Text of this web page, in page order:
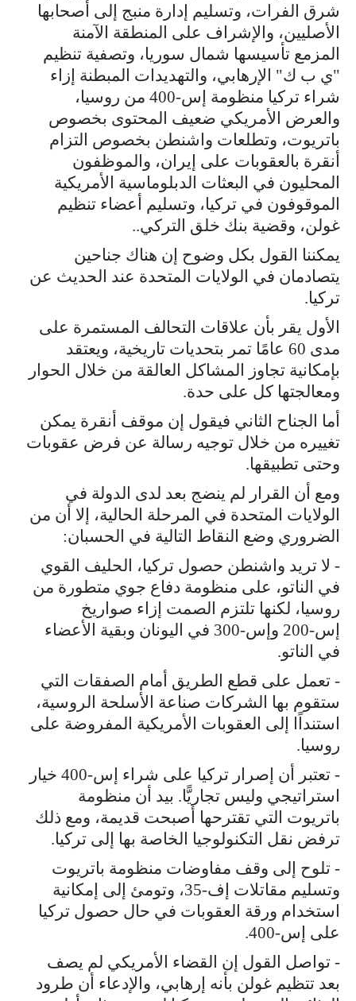
شرق الفرات، وتسليم إدارة منبج إلى أصحابها
الأصليين، والإشراف على المنطقة الآمنة
المزمع تأسيسها شمال سوريا، وتصفية تنظيم
"ي ب ك" الإرهابي، والتهديدات المبطنة إزاء
شراء تركيا منظومة إس-400 من روسيا،
والعرض الأمريكي ضعيف المحتوى بخصوص
باتريوت، وتطلعات واشنطن بخصوص التزام
أنقرة بالعقوبات على إيران، والموظفون
المحليون في البعثات الدبلوماسية الأمريكية
الموقوفون في تركيا، وتسليم أعضاء تنظيم
غولن، وقضية بنك خلق التركي..
يمكننا القول بكل وضوح إن هناك جناحين
يتصادمان في الولايات المتحدة عند الحديث عن
تركيا.
الأول يقر بأن علاقات التحالف المستمرة على
مدى 60 عامًا تمر بتحديات تاريخية، ويعتقد
بإمكانية تجاوز المشاكل العالقة من خلال الحوار
ومعالجتها كل على حدة.
أما الجناح الثاني فيقول إن موقف أنقرة يمكن
تغييره من خلال توجيه رسالة عن فرض عقوبات
وحتى تطبيقها.
ومع أن القرار لم ينضج بعد لدى الدولة في
الولايات المتحدة في المرحلة الحالية، إلا أن من
الضروري وضع النقاط التالية في الحسبان:
- لا تريد واشنطن حصول تركيا، الحليف القوي
في الناتو، على منظومة دفاع جوي متطورة من
روسيا، لكنها تلتزم الصمت إزاء صواريخ
إس-200 وإس-300 في اليونان وبقية الأعضاء
في الناتو.
- تعمل على قطع الطريق أمام الصفقات التي
ستقوم بها الشركات صناعة الأسلحة الروسية،
استنداًا إلى العقوبات الأمريكية المفروضة على
روسيا.
- تعتبر أن إصرار تركيا على شراء إس-400 خيار
استراتيجي وليس تجاريًّا. بيد أن منظومة
باتريوت التي تقترحها أصبحت قديمة، ومع ذلك
ترفض نقل التكنولوجيا الخاصة بها إلى تركيا.
- تلوح إلى وقف مفاوضات منظومة باتريوت
وتسليم مقاتلات إف-35، وتومئ إلى إمكانية
استخدام ورقة العقوبات في حال حصول تركيا
على إس-400.
- تواصل القول إن القضاء الأمريكي لم يصف
بعد تتظيم غولن بأنه إرهابي، والإدعاء أن طرود